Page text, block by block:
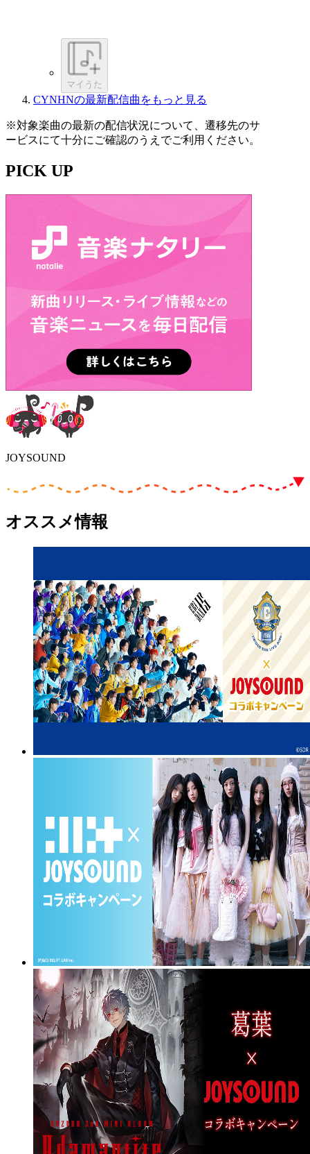
マイうた
CYNHNの最新配信曲をもっと見る
※対象楽曲の最新の配信状況について、遷移先のサ
ービスにて十分にご確認のうえでご利用ください。
PICK UP
JOYSOUND
オススメ情報